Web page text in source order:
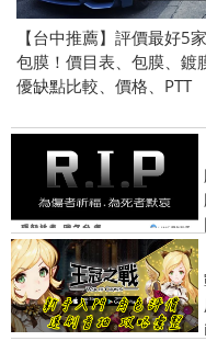
【台中推薦】評價最好5
包膜！價目表、包膜、鍍
優缺點比較、價格、PTT